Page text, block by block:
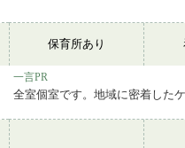
保育所あり
一言PR
全室個室です。地域に密着した